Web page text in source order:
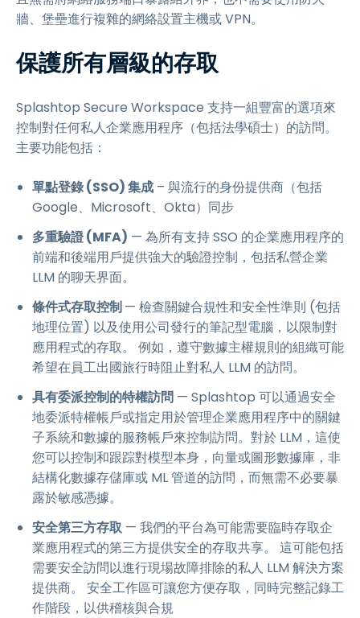
牆、堡壘進行複雜的網絡設置主機或 VPN。
保護所有層級的存取
Splashtop Secure Workspace 支持一組豐富的選項來
控制對任何私人企業應用程序（包括法學碩士）的訪問。
主要功能包括：
單點登錄 (SSO) 集成 – 與流行的身份提供商（包括
Google、Microsoft、Okta）同步
多重驗證 (MFA) — 為所有支持 SSO 的企業應用程序的
前端和後端用戶提供強大的驗證控制，包括私營企業
LLM 的聊天界面。
條件式存取控制— 檢查關鍵合規性和安全性準則 (包括
地理位置) 以及使用公司發行的筆記型電腦，以限制對
應用程式的存取。 例如，遵守數據主權規則的組織可能
希望在員工出國旅行時阻止對私人 LLM 的訪問。
具有委派控制的特權訪問 — Splashtop 可以通過安全
地委派特權帳戶或指定用於管理企業應用程序中的關鍵
子系統和數據的服務帳戶來控制訪問。對於 LLM，這使
您可以控制和跟踪對模型本身，向量或圖形數據庫，非
結構化數據存儲庫或 ML 管道的訪問，而無需不必要暴
露於敏感憑據。
安全第三方存取— 我們的平台為可能需要臨時存取企
業應用程式的第三方提供安全的存取共享。 這可能包括
需要安全訪問以進行現場故障排除的私人 LLM 解決方案
提供商。 安全工作區可讓您方便存取，同時完整記錄工
作階段，以供稽核與合規